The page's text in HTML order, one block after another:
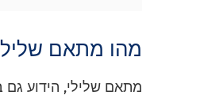
מהו מתאם
מתאם שלילי, הידוע גם